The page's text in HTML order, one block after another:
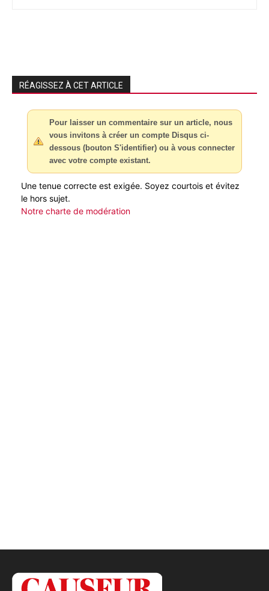
RÉAGISSEZ À CET ARTICLE
Pour laisser un commentaire sur un article, nous
vous invitons à créer un compte Disqus ci-
dessous (bouton S'identifier) ou à vous connecter
avec votre compte existant.
Une tenue correcte est exigée. Soyez courtois et évitez
le hors sujet.
Notre charte de modération